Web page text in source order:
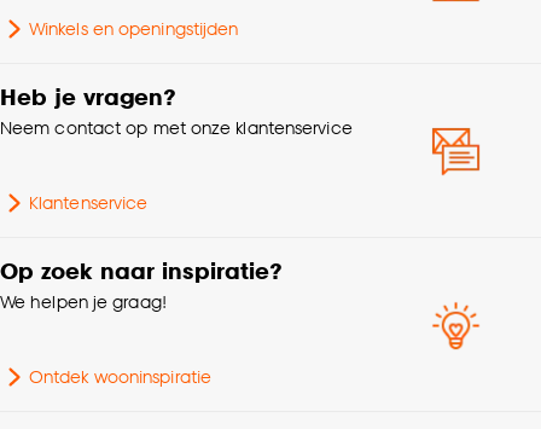
klikken.
kan aanpassen, bekijk hiervoor onze
cookieverklaring.
Winkels en openingstijden
Heb je vragen?
Neem contact op met onze klantenservice
Klantenservice
Op zoek naar inspiratie?
We helpen je graag!
Ontdek wooninspiratie